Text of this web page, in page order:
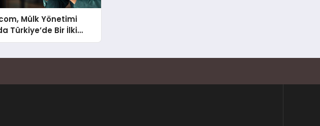
Mülk Yönetimi
Türkiye’de Bir İlki
İçin Yayında